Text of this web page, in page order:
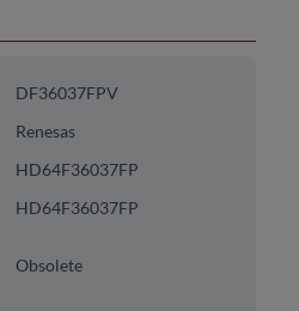
DF36037FPV
Renesas
HD64F36037FP
HD64F36037FP
Obsolete